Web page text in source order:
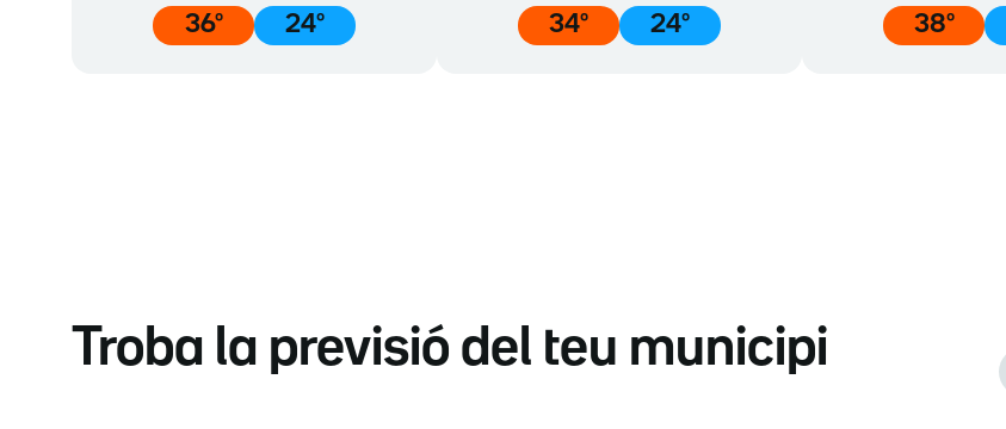
36º 24º 34º 24º 38º
Troba la previsió del teu municipi